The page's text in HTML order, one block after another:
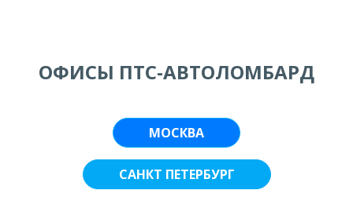
ОФИСЫ ПТС-АВТОЛОМБАРД
МОСКВА
САНКТ ПЕТЕРБУРГ